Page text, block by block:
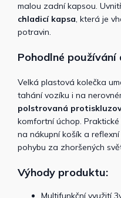
malou zadní kapsou.
chladicí kapsa, která je
potravin.
Pohodlné používání
Velká plastová kolečka
tahání vozíku i na
polstrovaná
komfortní úchop.
na nákupní košík a
pohybu za zhoršených
Výhody produktu:
Multifunkční využití